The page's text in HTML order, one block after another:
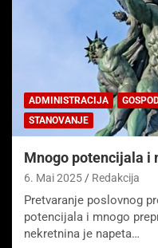
ADMINISTRACIJA
STANOVANJE
Mnogo potencijala i
6. Mai 2025 Redakcija
Pretvaranje poslovnog
potencijala i mnogo
nekretnina je napeta…